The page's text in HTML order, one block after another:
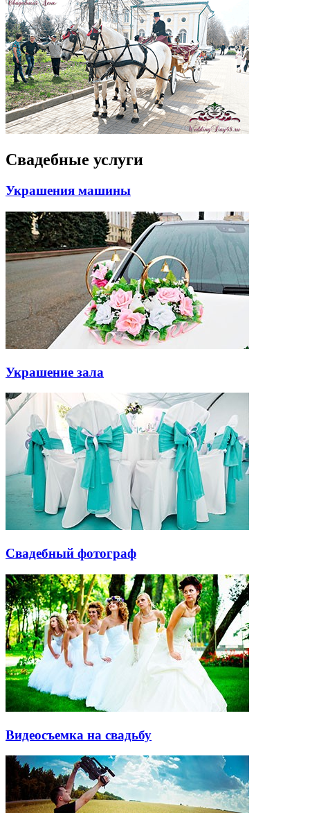
Свадебные услуги
Украшения машины
Украшение зала
Свадебный фотограф
Видеосъемка на свадьбу